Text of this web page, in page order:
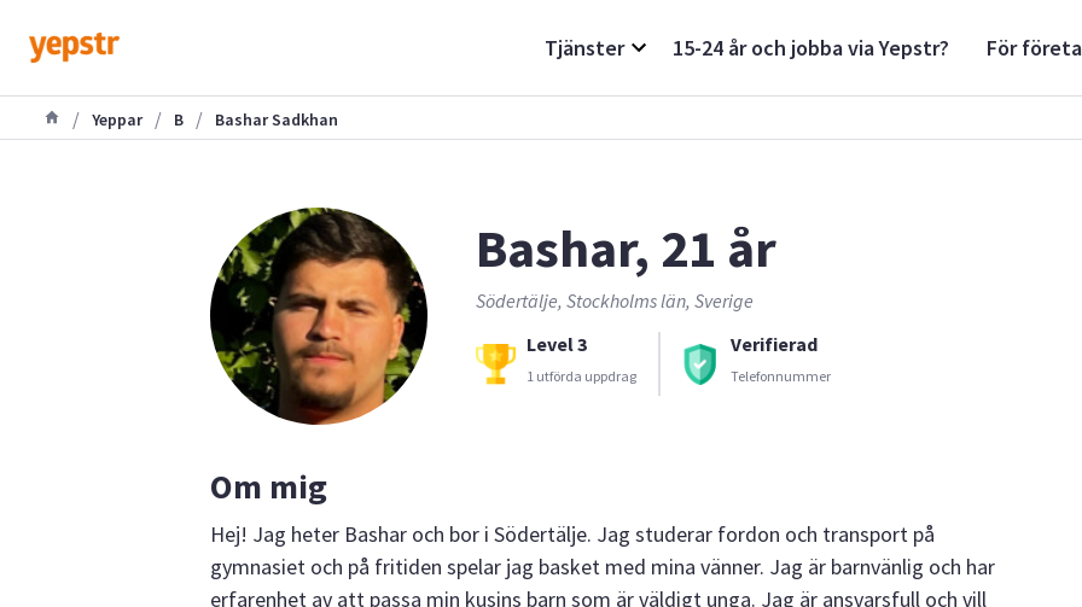
Tjänster 15-24 år och jobba via Yepstr? För
/ Yeppar / B / Bashar Sadkhan
Bashar, 21 år
Södertälje, Stockholms län, Sverige
Level 3
1 utförda uppdrag
Verifierad
Telefonnummer
Om mig
Hej! Jag heter Bashar och bor i Södertälje. Jag studerar fordon och transport på
gymnasiet och på fritiden spelar jag basket med mina vänner. Jag är barnvänlig och har
erfarenhet av att passa min kusins barn som är väldigt unga. Jag är ansvarsfull och vill